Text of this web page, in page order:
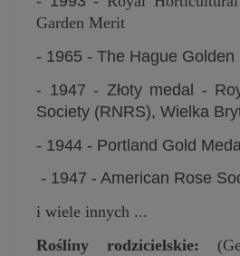
Garden Merit
- 1965 - The Hague Golden
- 1947 - Złoty medal -
Society (RNRS), Wielka
- 1944 - Portland Gold
- 1947 - American Rose
i wiele innych ...
Rośliny rodzicielskie: